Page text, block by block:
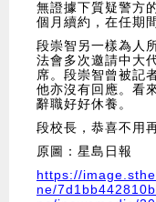
無證據下質疑警方
個月續約，在任期
段崇智另一樣為人
法會多次邀請中大
席。段崇智曾被記
他亦沒有回應。看
辭職好好休養。
段校長，恭喜不用
原圖：星島日報
https://
ne/